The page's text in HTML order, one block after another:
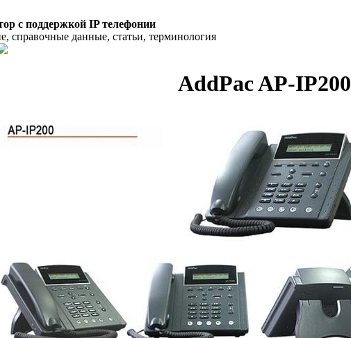
с поддержкой IP телефонии
справочные данные, статьи, терминология
AddPac AP-IP200